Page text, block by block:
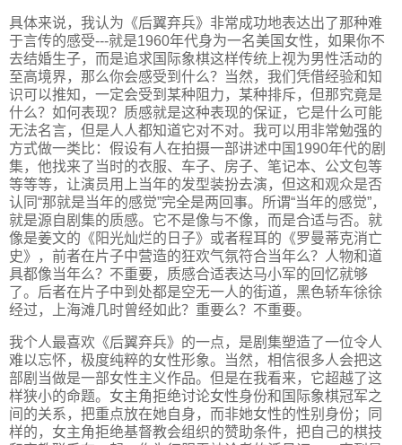
具体来说，我认为《后翼弃兵》非常成功地表达出了那种难
于言传的感受---就是1960年代身为一名美国女性，如果你不
去结婚生子，而是追求国际象棋这样传统上视为男性活动的
至高境界，那么你会感受到什么？当然，我们凭借经验和知
识可以推知，一定会受到某种阻力，某种排斥，但那究竟是
什么？如何表现？质感就是这种表现的保证，它是什么可能
无法名言，但是人人都知道它对不对。我可以用非常勉强的
方式做一类比：假设有人在拍摄一部讲述中国1990年代的剧
集，他找来了当时的衣服、车子、房子、笔记本、公文包等
等等等，让演员用上当年的发型装扮去演，但这和观众是否
认同“那就是当年的感觉”完全是两回事。所谓“当年的感觉”，
就是源自剧集的质感。它不是像与不像，而是合适与否。就
像是姜文的《阳光灿烂的日子》或者程耳的《罗曼蒂克消亡
史》，前者在片子中营造的狂欢气氛符合当年么？人物和道
具都像当年么？不重要，质感合适表达马小军的回忆就够
了。后者在片子中到处都是空无一人的街道，黑色轿车徐徐
经过，上海滩几时曾经如此？重要么？不重要。
我个人最喜欢《后翼弃兵》的一点，是剧集塑造了一位令人
难以忘怀，极度纯粹的女性形象。当然，相信很多人会把这
部剧当做是一部女性主义作品。但是在我看来，它超越了这
样狭小的命题。女主角拒绝讨论女性身份和国际象棋冠军之
间的关系，把重点放在她自身，而非她女性的性别身份；同
样的，女主角拒绝基督教会组织的赞助条件，把自己的棋技